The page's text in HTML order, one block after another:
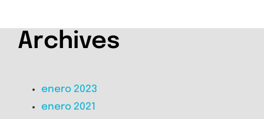
Archives
enero 2023
enero 2021